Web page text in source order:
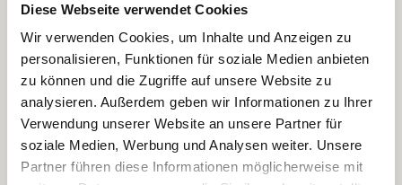
Diese Webseite verwendet Cookies
Wir verwenden Cookies, um Inhalte und Anzeigen zu
personalisieren, Funktionen für soziale Medien anbieten
zu können und die Zugriffe auf unsere Website zu
analysieren. Außerdem geben wir Informationen zu Ihrer
Verwendung unserer Website an unsere Partner für
soziale Medien, Werbung und Analysen weiter. Unsere
Partner führen diese Informationen möglicherweise mit
Immer auf dem Laufenden
bleiben mit unseren gratis
E-Mail-Newslettern!
E-Mail
Whatsapp
Homeschooling: Schulkinder
haben Vorrang
"Wir können mittlerweile um die 200 Geräte pro
Monat hergeben", sagt Bernscherer. Mehr als 1.000